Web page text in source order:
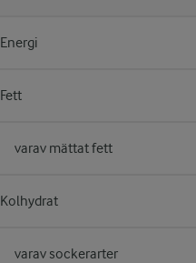
Energi
Fett
varav mättat fett
Kolhydrat
varav sockerarter